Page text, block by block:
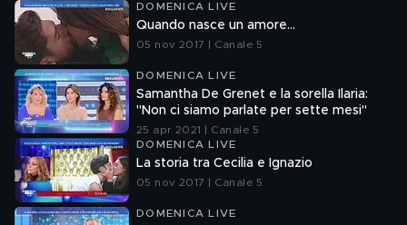
DOMENICA LIVE
Quando nasce un amore...
05 nov 2017 | Canale 5
DOMENICA LIVE
Samantha De Grenet e la sorella Ilaria:
"Non ci siamo parlate per sette mesi"
25 apr 2021 | Canale 5
DOMENICA LIVE
La storia tra Cecilia e Ignazio
05 nov 2017 | Canale 5
DOMENICA LIVE